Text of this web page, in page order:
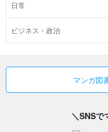
日常
ビジネス・政治
マンガ図
＼SNSで